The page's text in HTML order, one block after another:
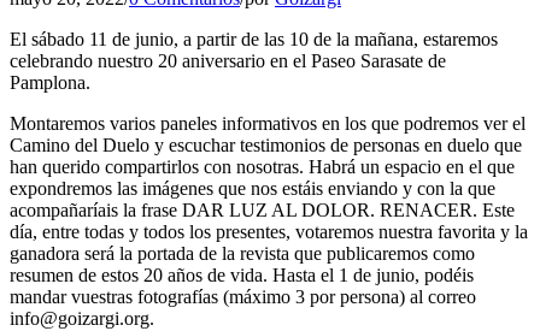
El sábado 11 de junio, a partir de las 10 de la mañana, estaremos
celebrando nuestro 20 aniversario en el Paseo Sarasate de
Pamplona.
Montaremos varios paneles informativos en los que podremos ver el
Camino del Duelo y escuchar testimonios de personas en duelo que
han querido compartirlos con nosotras. Habrá un espacio en el que
expondremos las imágenes que nos estáis enviando y con la que
acompañaríais la frase DAR LUZ AL DOLOR. RENACER. Este
día, entre todas y todos los presentes, votaremos nuestra favorita y la
ganadora será la portada de la revista que publicaremos como
resumen de estos 20 años de vida. Hasta el 1 de junio, podéis
mandar vuestras fotografías (máximo 3 por persona) al correo
info@goizargi.org.